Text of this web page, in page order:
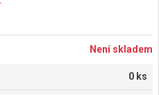
Není skladem
0 ks